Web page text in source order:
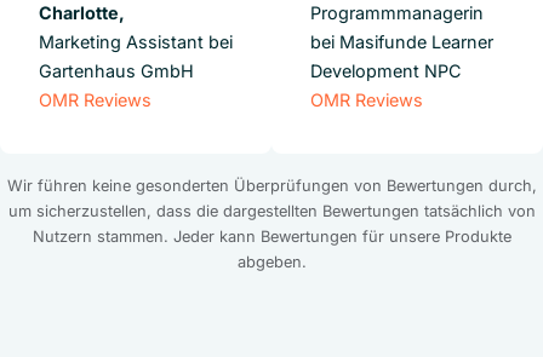
Charlotte,
Marketing Assistant bei
Gartenhaus GmbH
OMR Reviews
Programmmanagerin
bei Masifunde Learner
Development NPC
OMR Reviews
Wir führen keine gesonderten Überprüfungen von Bewertungen durch,
um sicherzustellen, dass die dargestellten Bewertungen tatsächlich von
Nutzern stammen. Jeder kann Bewertungen für unsere Produkte
abgeben.